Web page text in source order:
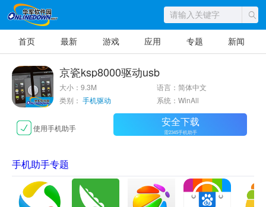
首页 最新 游戏 应用 专题 新闻
京瓷ksp8000驱动usb
大小：9.3M
语言：简体中文
类别： 手机驱动 系统：WinAll
使用手机助手 安全下载
需2345手机助手
手机助手专题